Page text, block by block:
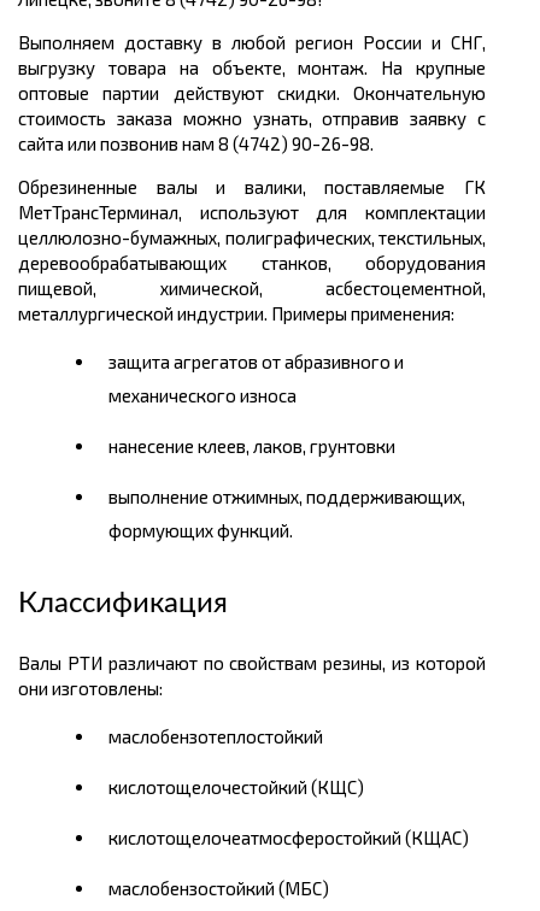
Выполняем доставку в любой регион России и СНГ,
выгрузку товара на объекте, монтаж. На крупные
оптовые партии действуют скидки. Окончательную
стоимость заказа можно узнать, отправив заявку с
сайта или позвонив нам 8 (4742) 90-26-98.
Обрезиненные валы и валики, поставляемые ГК
МетТрансТерминал, используют для комплектации
целлюлозно-бумажных, полиграфических, текстильных,
деревообрабатывающих станков, оборудования
пищевой, химической, асбестоцементной,
металлургической индустрии. Примеры применения:
защита агрегатов от абразивного и
механического износа
нанесение клеев, лаков, грунтовки
выполнение отжимных, поддерживающих,
формующих функций.
Классификация
Валы РТИ различают по свойствам резины, из которой
они изготовлены:
маслобензотеплостойкий
кислотощелочестойкий (КЩС)
кислотощелочеатмосферостойкий (КЩАС)
маслобензостойкий (МБС)